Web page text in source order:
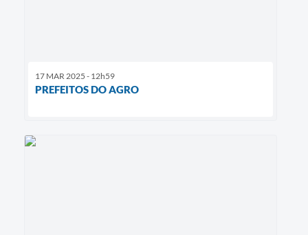
17 MAR 2025 - 12h59
PREFEITOS DO AGRO